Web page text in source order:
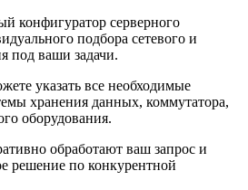
конфигуратор серверного
подбора сетевого и
под ваши задачи.
указать все необходимые
хранения данных, коммутатора,
оборудования.
обработают ваш запрос и
решение по конкурентной